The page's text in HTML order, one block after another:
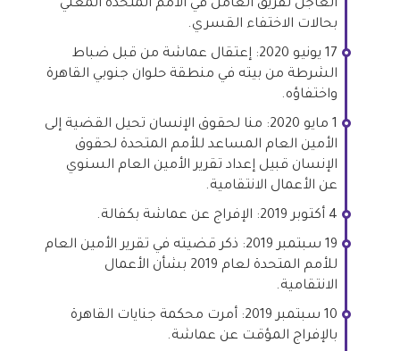
العاجل لفريق العامل في الامم المتحدة المعني
بحالات الاختفاء القسري.
17 يونيو 2020: إعتقال عماشة من قبل ضباط
الشرطة من بيته في منطقة حلوان جنوبي القاهرة
واختفاؤه.
1 مايو 2020: منا لحقوق الإنسان تحيل القضية إلى
الأمين العام المساعد للأمم المتحدة لحقوق
الإنسان قبيل إعداد تقرير الأمين العام السنوي
عن الأعمال الانتقامية.
4 أكتوبر 2019: الإفراج عن عماشة بكفالة.
19 سبتمبر 2019: ذكر قضيته في تقرير الأمين العام
للأمم المتحدة لعام 2019 بشأن الأعمال
الانتقامية.
10 سبتمبر 2019: أمرت محكمة جنايات القاهرة
بالإفراج المؤقت عن عماشة.